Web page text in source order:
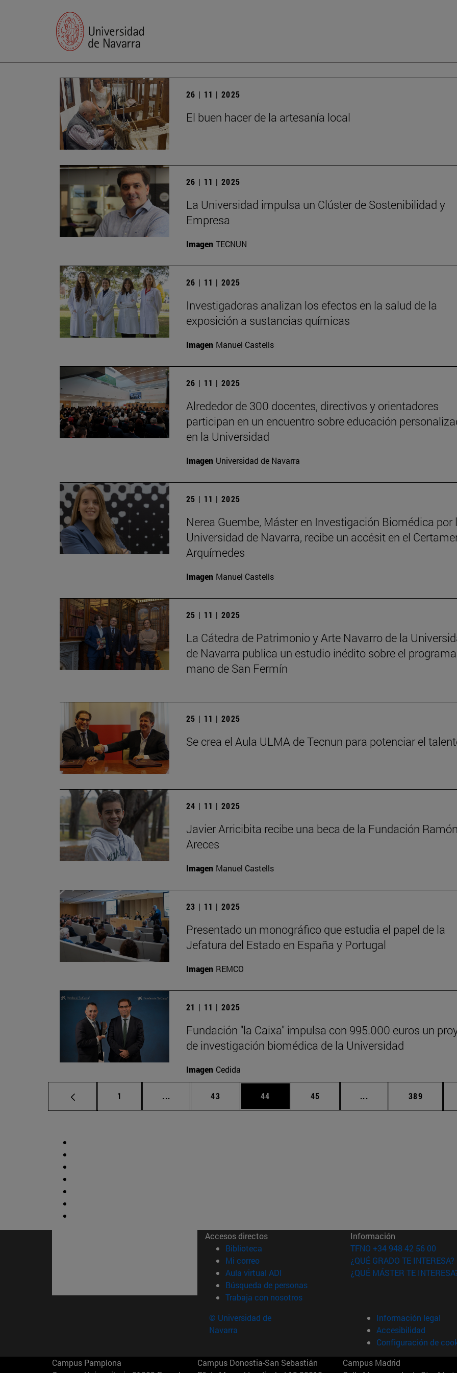
26 | 11 | 2025
El buen hacer de la artesanía local
26 | 11 | 2025
La Universidad impulsa un Clúster de Sostenibilidad y
Empresa
Imagen TECNUN
26 | 11 | 2025
Investigadoras analizan los efectos en la salud de la
exposición a sustancias químicas
Imagen Manuel Castells
26 | 11 | 2025
Alrededor de 300 docentes, directivos y orientadores
participan en un encuentro sobre educación
en la Universidad
Imagen Universidad de Navarra
25 | 11 | 2025
Nerea Guembe, Máster en Investigación Biomédica por
Universidad de Navarra, recibe un accésit en el
Arquímedes
Imagen Manuel Castells
25 | 11 | 2025
La Cátedra de Patrimonio y Arte Navarro de la
de Navarra publica un estudio inédito sobre el
mano de San Fermín
25 | 11 | 2025
Se crea el Aula ULMA de Tecnun para potenciar el
24 | 11 | 2025
Javier Arricibita recibe una beca de la Fundación
Areces
Imagen Manuel Castells
23 | 11 | 2025
Presentado un monográfico que estudia el papel de la
Jefatura del Estado en España y Portugal
Imagen REMCO
21 | 11 | 2025
Fundación "la Caixa" impulsa con 995.000 euros un
de investigación biomédica de la Universidad
Imagen Cedida
Página
1 ... Páginas intermedias Use TAB para desplazarse.
Página
43 Página
44 Página
45 ... Páginas intermedias
Página
389
Accesos directos
Biblioteca (abre en nueva ventana)
Mi correo(abre en nueva ventana)
Aula virtual ADI (abre en nueva ventana)
Búsqueda de personas(abre en nueva ventana)
Trabaja con nosotros(abre en nueva ventana)
Información
TFNO +34 948 42 56 00
¿QUÉ GRADO TE INTERESA?
¿QUÉ MÁSTER TE
© Universidad de
Navarra
Información legal
Accesibilidad
Configuración de
Campus Pamplona
Campus Donostia-San Sebastián
Campus Madrid